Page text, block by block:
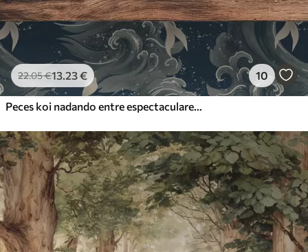
22.05€13.23€ 10
Peces koi nadando entre espectaculares olas oceánicas